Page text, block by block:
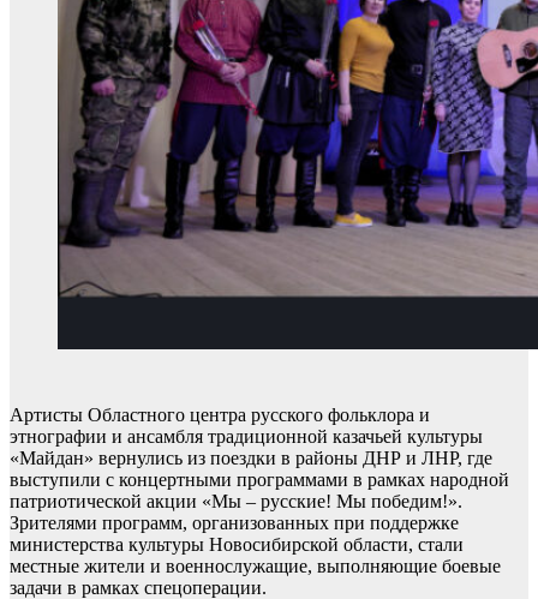
Артисты Областного центра русского фольклора и
этнографии и ансамбля традиционной казачьей культуры
«Майдан» вернулись из поездки в районы ДНР и ЛНР, где
выступили с концертными программами в рамках народной
патриотической акции «Мы – русские! Мы победим!».
Зрителями программ, организованных при поддержке
министерства культуры Новосибирской области, стали
местные жители и военнослужащие, выполняющие боевые
задачи в рамках спецоперации.